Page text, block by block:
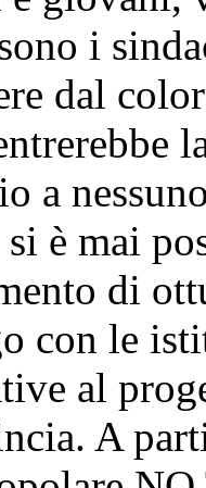
i
dal
a
è mai
di
con le
al
A